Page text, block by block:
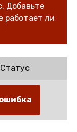
Добавьте
работает ли
Статус